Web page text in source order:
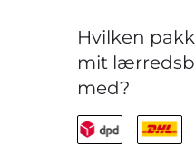
Hvilken
mit
med?